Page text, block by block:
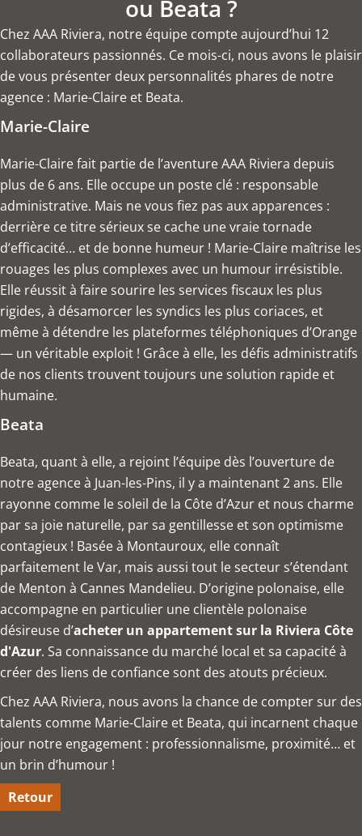
ou Beata ?
Chez AAA Riviera, notre équipe compte aujourd’hui 12
collaborateurs passionnés. Ce mois-ci, nous avons le plaisir
de vous présenter deux personnalités phares de notre
agence : Marie-Claire et Beata.
Marie-Claire
Marie-Claire fait partie de l’aventure AAA Riviera depuis
plus de 6 ans. Elle occupe un poste clé : responsable
administrative. Mais ne vous fiez pas aux apparences :
derrière ce titre sérieux se cache une vraie tornade
d’efficacité… et de bonne humeur ! Marie-Claire maîtrise les
rouages les plus complexes avec un humour irrésistible.
Elle réussit à faire sourire les services fiscaux les plus
rigides, à désamorcer les syndics les plus coriaces, et
même à détendre les plateformes téléphoniques d’Orange
— un véritable exploit ! Grâce à elle, les défis administratifs
de nos clients trouvent toujours une solution rapide et
humaine.
Beata
Beata, quant à elle, a rejoint l’équipe dès l’ouverture de
notre agence à Juan-les-Pins, il y a maintenant 2 ans. Elle
rayonne comme le soleil de la Côte d’Azur et nous charme
par sa joie naturelle, par sa gentillesse et son optimisme
contagieux ! Basée à Montauroux, elle connaît
parfaitement le Var, mais aussi tout le secteur s’étendant
de Menton à Cannes Mandelieu. D’origine polonaise, elle
accompagne en particulier une clientèle polonaise
désireuse d’acheter un appartement sur la Riviera Côte
d'Azur. Sa connaissance du marché local et sa capacité à
créer des liens de confiance sont des atouts précieux.
Chez AAA Riviera, nous avons la chance de compter sur des
talents comme Marie-Claire et Beata, qui incarnent chaque
jour notre engagement : professionnalisme, proximité… et
un brin d’humour !
Retour